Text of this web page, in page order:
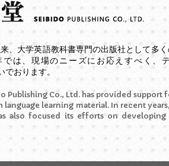
、大学英語教科書専門の出版社として多
は、現場のニーズにお応えすべく、
おります。
Publishing Co., Ltd. has provided support
learning material. In recent
also focused its efforts on